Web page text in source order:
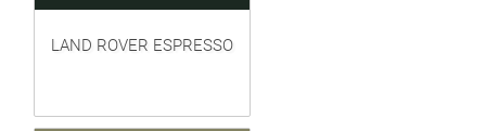
LAND ROVER ESPRESSO